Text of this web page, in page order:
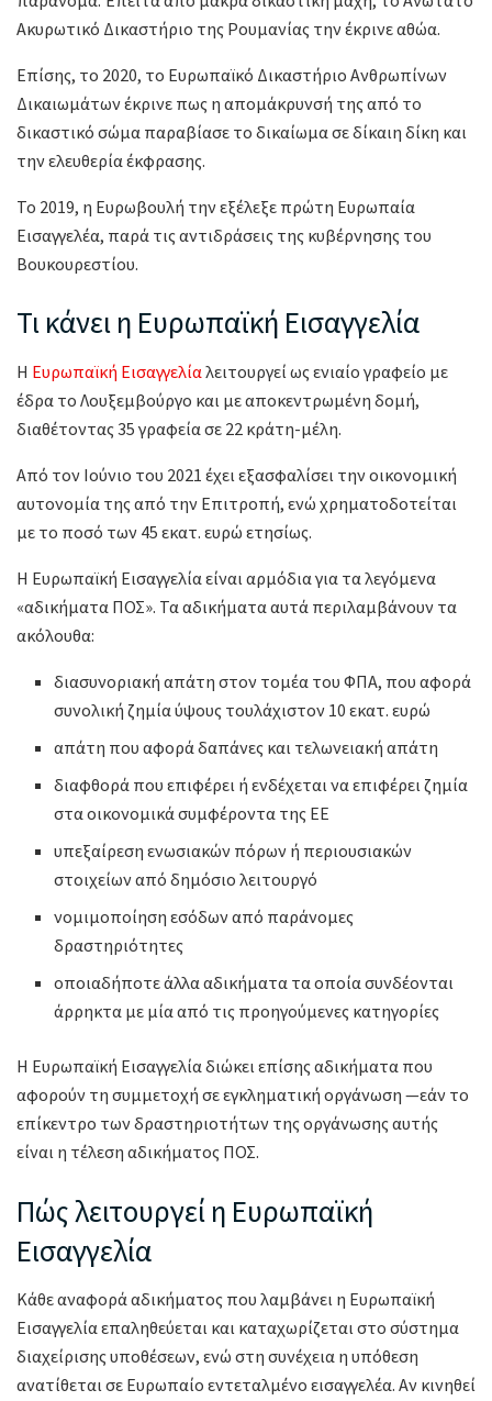
Ακυρωτικό Δικαστήριο της Ρουμανίας την έκρινε αθώα.
Επίσης, το 2020, το Ευρωπαϊκό Δικαστήριο Ανθρωπίνων
Δικαιωμάτων έκρινε πως η απομάκρυνσή της από το
δικαστικό σώμα παραβίασε το δικαίωμα σε δίκαιη δίκη και
την ελευθερία έκφρασης.
Το 2019, η Ευρωβουλή την εξέλεξε πρώτη Ευρωπαία
Εισαγγελέα, παρά τις αντιδράσεις της κυβέρνησης του
Βουκουρεστίου.
Τι κάνει η Ευρωπαϊκή Εισαγγελία
Η Ευρωπαϊκή Εισαγγελία λειτουργεί ως ενιαίο γραφείο με
έδρα το Λουξεμβούργο και με αποκεντρωμένη δομή,
διαθέτοντας 35 γραφεία σε 22 κράτη-μέλη.
Από τον Ιούνιο του 2021 έχει εξασφαλίσει την οικονομική
αυτονομία της από την Επιτροπή, ενώ χρηματοδοτείται
με το ποσό των 45 εκατ. ευρώ ετησίως.
Η Ευρωπαϊκή Εισαγγελία είναι αρμόδια για τα λεγόμενα
«αδικήματα ΠΟΣ». Τα αδικήματα αυτά περιλαμβάνουν τα
ακόλουθα:
διασυνοριακή απάτη στον τομέα του ΦΠΑ, που αφορά
συνολική ζημία ύψους τουλάχιστον 10 εκατ. ευρώ
απάτη που αφορά δαπάνες και τελωνειακή απάτη
διαφθορά που επιφέρει ή ενδέχεται να επιφέρει ζημία
στα οικονομικά συμφέροντα της ΕΕ
υπεξαίρεση ενωσιακών πόρων ή περιουσιακών
στοιχείων από δημόσιο λειτουργό
νομιμοποίηση εσόδων από παράνομες
δραστηριότητες
οποιαδήποτε άλλα αδικήματα τα οποία συνδέονται
άρρηκτα με μία από τις προηγούμενες κατηγορίες
Η Ευρωπαϊκή Εισαγγελία διώκει επίσης αδικήματα που
αφορούν τη συμμετοχή σε εγκληματική οργάνωση —εάν το
επίκεντρο των δραστηριοτήτων της οργάνωσης αυτής
είναι η τέλεση αδικήματος ΠΟΣ.
Πώς λειτουργεί η Ευρωπαϊκή
Εισαγγελία
Κάθε αναφορά αδικήματος που λαμβάνει η Ευρωπαϊκή
Εισαγγελία επαληθεύεται και καταχωρίζεται στο σύστημα
διαχείρισης υποθέσεων, ενώ στη συνέχεια η υπόθεση
ανατίθεται σε Ευρωπαίο εντεταλμένο εισαγγελέα. Αν κινηθεί